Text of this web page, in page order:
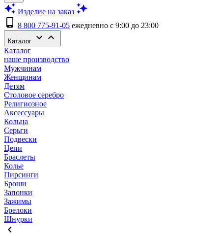
auto_awesome Изделие на заказ auto_awesome
phone_android 8 800 775-91-05 ежедневно с 9:00 до 23:00
Каталог keyboard_arrow_down keyboard_arrow_up
Каталог
наше производство
Мужчинам
Женщинам
Детям
Столовое серебро
Религиозное
Аксессуары
Кольца
Серьги
Подвески
Цепи
Браслеты
Колье
Пирсинги
Броши
Запонки
Зажимы
Брелоки
Шнурки
keyboard_arrow_left